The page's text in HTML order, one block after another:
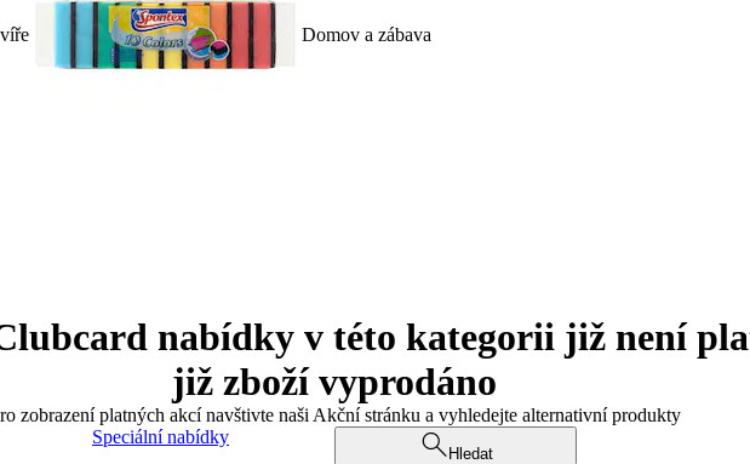
Domov a zábava
nabídky v této kategorii již není
již zboží vyprodáno
zobrazení platných akcí navštivte naši Akční stránku a vyhledejte alternativní produkty
Speciální nabídky
Hledat